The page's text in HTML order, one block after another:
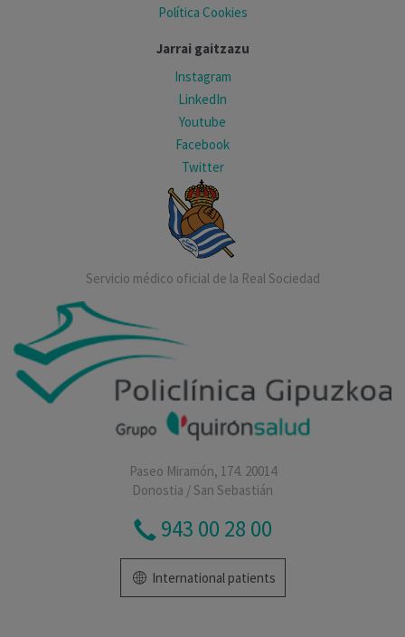
Política Cookies
Jarrai gaitzazu
Instagram
LinkedIn
Youtube
Facebook
Twitter
Servicio médico oficial de la Real Sociedad
Paseo Miramón, 174. 20014
Donostia / San Sebastián
943 00 28 00
International patients